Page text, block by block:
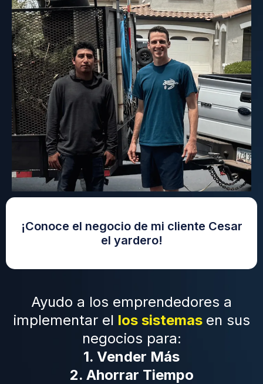
¡Conoce el negocio de mi cliente Cesar
el yardero!
Ayudo a los emprendedores a
implementar el los sistemas en sus
negocios para:
1. Vender Más
2. Ahorrar Tiempo